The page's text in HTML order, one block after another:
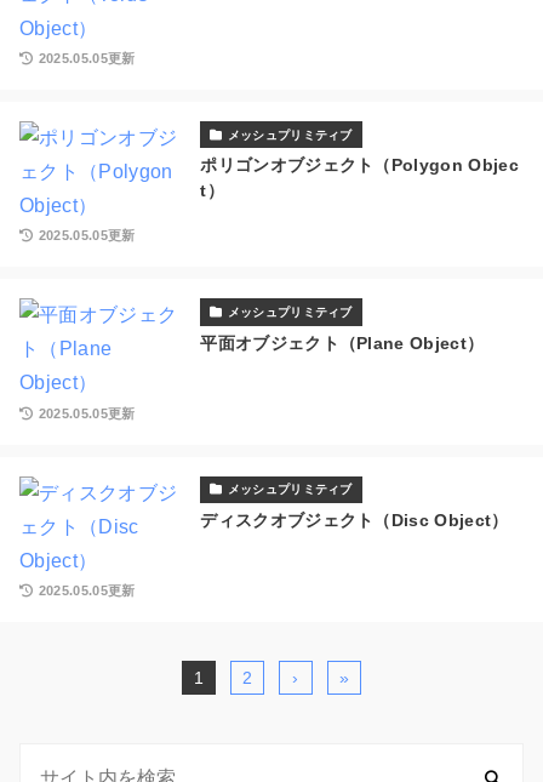
2025.05.05更新
メッシュプリミティブ
ポリゴンオブジェクト（Polygon Objec
t）
2025.05.05更新
メッシュプリミティブ
平面オブジェクト（Plane Object）
2025.05.05更新
メッシュプリミティブ
ディスクオブジェクト（Disc Object）
2025.05.05更新
1 2 › »